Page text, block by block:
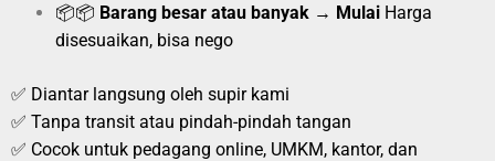
📦📦 Barang besar atau banyak → Mulai Harga
disesuaikan, bisa nego
✅ Diantar langsung oleh supir kami
✅ Tanpa transit atau pindah-pindah tangan
✅ Cocok untuk pedagang online, UMKM, kantor, dan